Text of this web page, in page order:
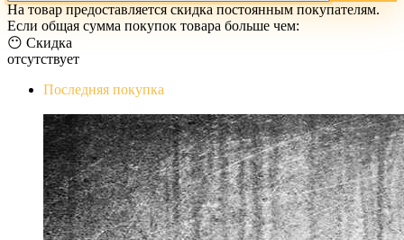
На товар предоставляется скидка постоянным покупателям.
Если общая сумма покупок товара больше чем:
😶 Скидка
отсутствует
Последняя покупка